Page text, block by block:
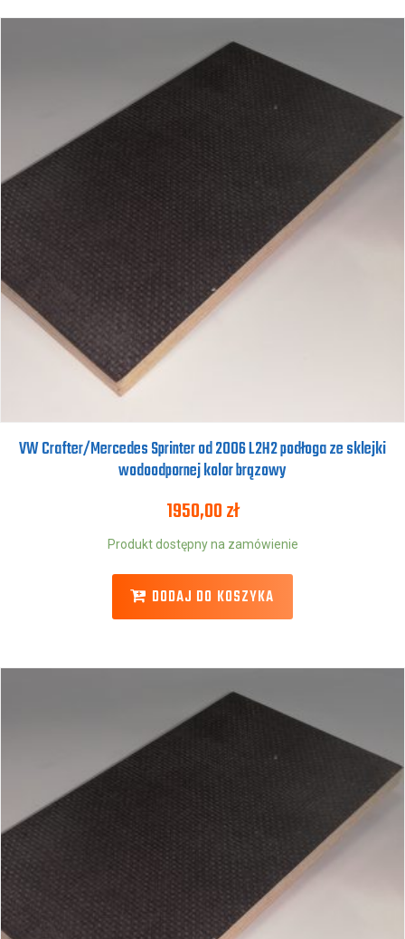
VW Crafter/Mercedes Sprinter od 2006 L2H2 podłoga ze sklejki
wodoodpornej kolor brązowy
1950,00zł
Produkt dostępny na zamówienie
DODAJ DO KOSZYKA